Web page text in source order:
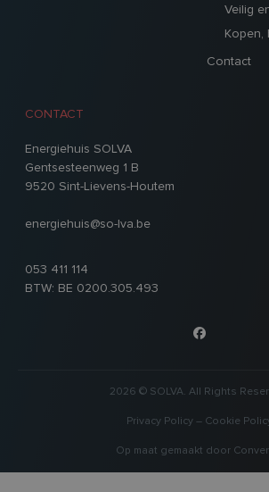
Veilig
Kopen,
Contact
CONTACT
Energiehuis SOLVA
Gentsesteenweg 1 B
9520 Sint-Lievens-Houtem
energiehuis@so-lva.be
053 411 114
BTW: BE 0200.305.493
2026 © SOLVA. All Rights
Privacy Policy – Cookie
Op maat gemaakt door